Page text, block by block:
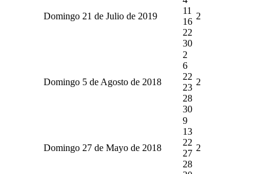
Domingo 21 de Julio de 2019
11
16
22
30
2
Domingo 5 de Agosto de 2018
2
6
22
23
28
30
2
Domingo 27 de Mayo de 2018
9
13
22
27
28
2